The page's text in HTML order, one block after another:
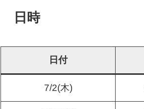
日時
日付
7/2(木)